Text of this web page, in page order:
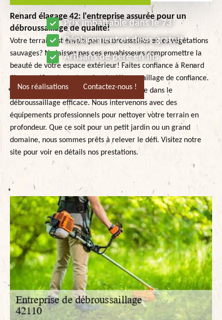
Prix imbattable dans le 73
Déplacement et devis gratuit
Artisans de père en fils
Nos réalisations Contactez-nous !
Renard élagage 42: l'entreprise assurée pour un
débroussaillage de qualité!
Votre terrain est envahi par les broussailles et les végétations
sauvages? Ne laissez pas ces envahisseurs compromettre la
beauté de votre espace extérieur! Faites confiance à Renard
élagage 42, votre entreprise de débroussaillage de confiance.
Notre équipe expérimentée est spécialisée dans le
débroussaillage efficace. Nous intervenons avec des
équipements professionnels pour nettoyer votre terrain en
profondeur. Que ce soit pour un petit jardin ou un grand
domaine, nous sommes prêts à relever le défi. Visitez notre
site pour voir en détails nos prestations.